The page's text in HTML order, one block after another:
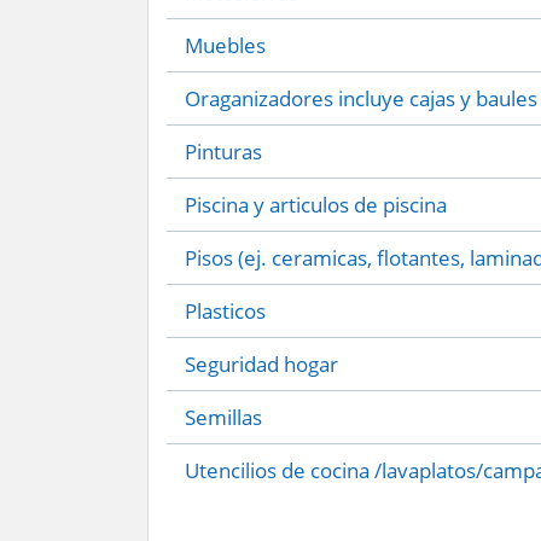
Muebles
Oraganizadores incluye cajas y baules
Pinturas
Piscina y articulos de piscina
Pisos (ej. ceramicas, flotantes,
Plasticos
Seguridad hogar
Semillas
Utencilios de cocina /lavaplatos/